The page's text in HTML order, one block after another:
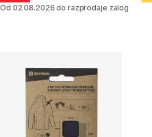
Od 02.08.2026 do razprodaje zalog